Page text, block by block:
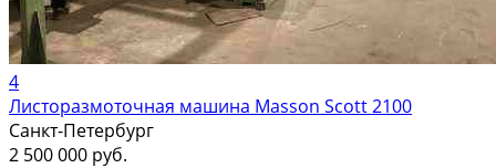
4
Листоразмоточная машина Masson Scott 2100
Санкт-Петербург
2 500 000 руб.